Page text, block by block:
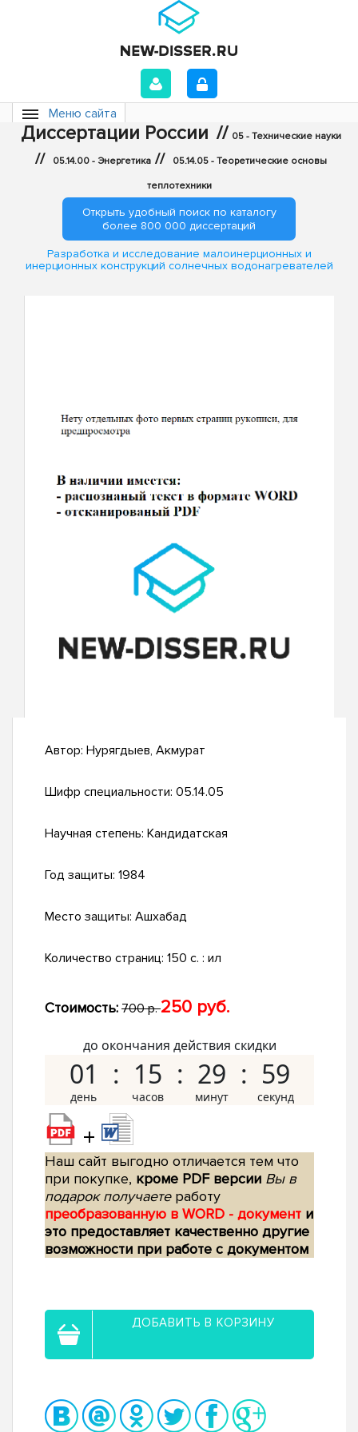
Меню сайта
Диссертации России // 05 - Технические науки
// 05.14.00 - Энергетика // 05.14.05 - Теоретические основы
теплотехники
Открыть удобный поиск по каталогу
более 800 000 диссертаций
Разработка и исследование малоинерционных и
инерционных конструкций солнечных водонагревателей
Автор: Нурягдыев, Акмурат
Шифр специальности: 05.14.05
Научная степень: Кандидатская
Год защиты: 1984
Место защиты: Ашхабад
Количество страниц: 150 c. : ил
Стоимость: 700 р.250 руб.
до окончания действия скидки
01 15 29 58
+
Наш сайт выгодно отличается тем что
при покупке, кроме PDF версии Вы в
подарок получаетеработу
преобразованную в WORD - документ и
это предоставляет качественно другие
возможности при работе с документом
ДОБАВИТЬ В КОРЗИНУ